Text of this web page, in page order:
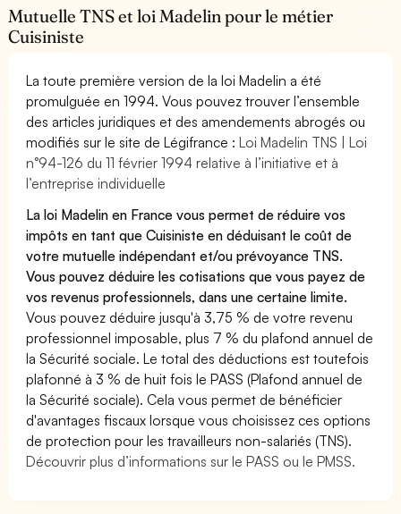
Mutuelle TNS et loi Madelin pour le métier
Cuisiniste
La toute première version de la loi Madelin a été
promulguée en 1994. Vous pouvez trouver l’ensemble
des articles juridiques et des amendements abrogés ou
modifiés sur le site de Légifrance :Loi Madelin TNS | Loi
n°94-126 du 11 février 1994 relative à l’initiative et à
l’entreprise individuelle
La loi Madelin en France vous permet de réduire vos
impôts en tant que Cuisiniste en déduisant le coût de
votre mutuelle indépendant et/ou prévoyance TNS.
Vous pouvez déduire les cotisations que vous payez de
vos revenus professionnels, dans une certaine limite.
Vous pouvez déduire jusqu'à 3,75 % de votre revenu
professionnel imposable, plus 7 % du plafond annuel de
la Sécurité sociale. Le total des déductions est toutefois
plafonné à 3 % de huit fois le PASS (Plafond annuel de
la Sécurité sociale). Cela vous permet de bénéficier
d'avantages fiscaux lorsque vous choisissez ces options
de protection pour les travailleurs non-salariés (TNS).
Découvrir plus d’informations sur le PASS ou le PMSS.